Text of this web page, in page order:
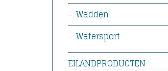
Wadden
Watersport
EILANDPRODUCTEN